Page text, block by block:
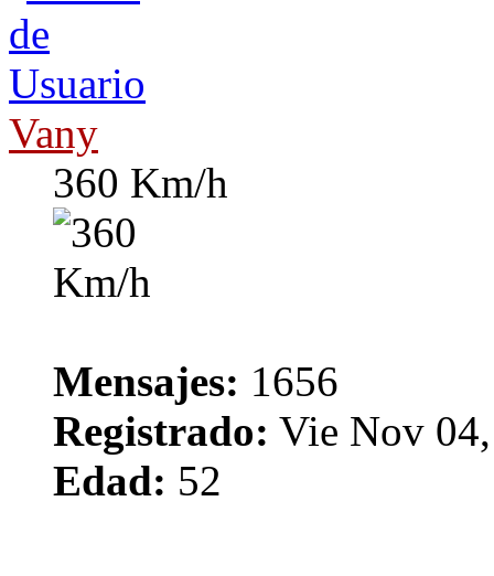
Vany
360 Km/h
Mensajes: 1656
Registrado: Vie Nov
Edad: 52